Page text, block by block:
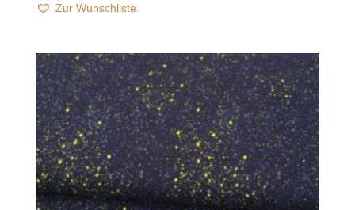
Zur Wunschliste